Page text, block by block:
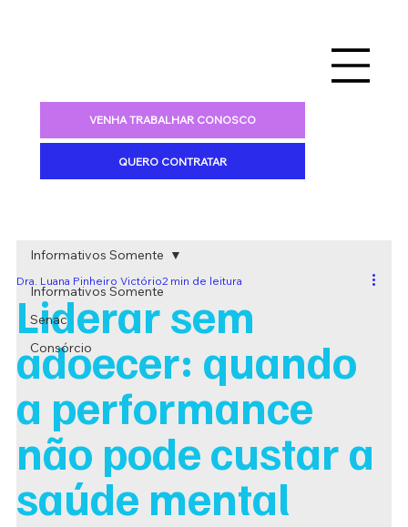
VENHA TRABALHAR CONOSCO
QUERO CONTRATAR
Informativos Somente
Senac
Consórcio
Informativos Somente
Liderar sem
adoecer: quando
a performance
não pode custar a
saúde mental
Dra. Luana Pinheiro Victório2 min de leitura